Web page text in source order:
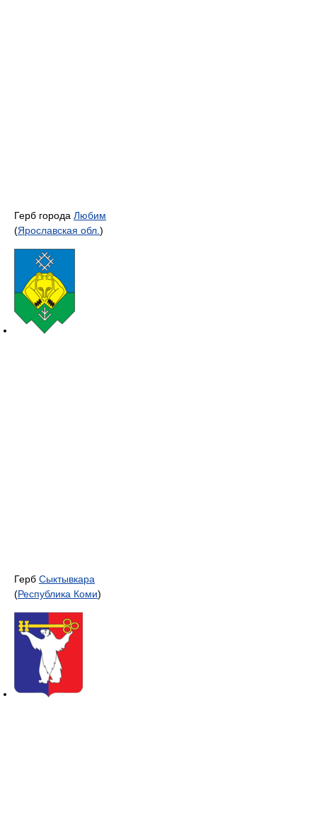
Герб города Любим
(Ярославская обл. )
Герб Сыктывкара
(Республика Коми)